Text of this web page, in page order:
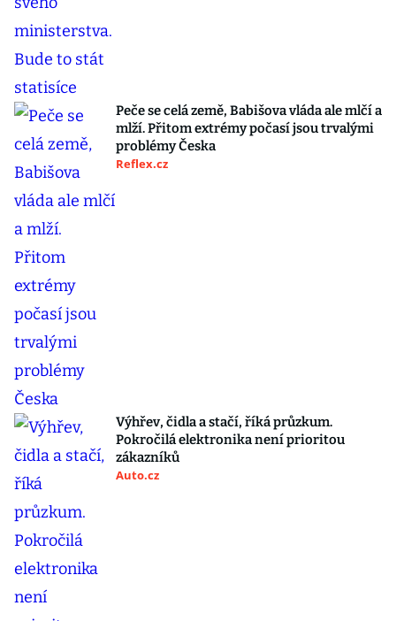
Peče se celá země, Babišova vláda ale mlčí a
mlží. Přitom extrémy počasí jsou trvalými
problémy Česka
Reflex.cz
Výhřev, čidla a stačí, říká průzkum.
Pokročilá elektronika není prioritou
zákazníků
Auto.cz